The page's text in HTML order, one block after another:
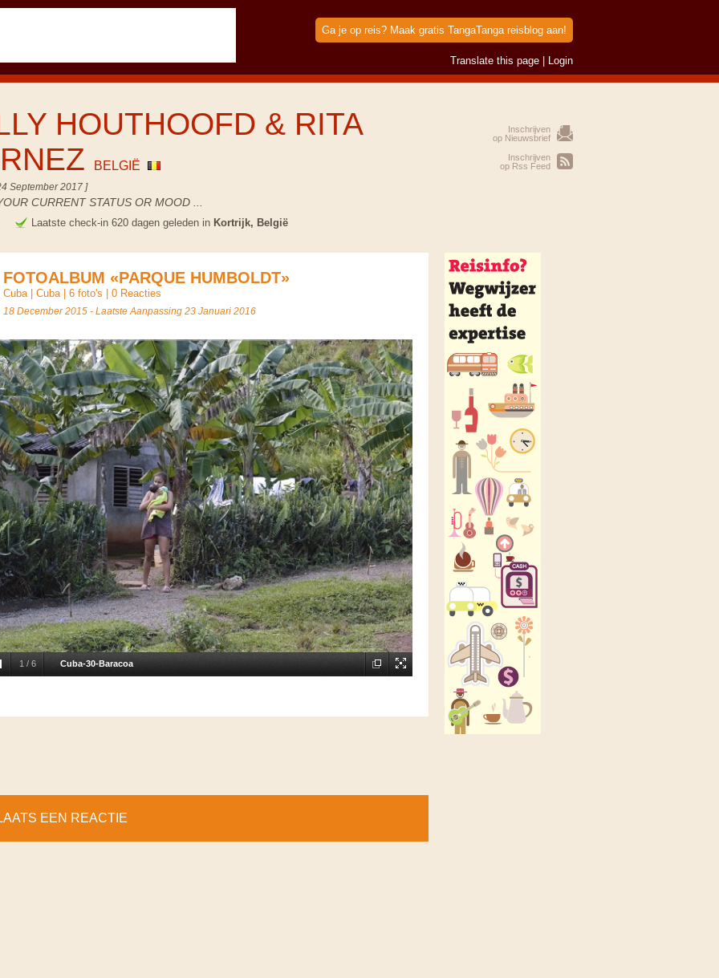
Ga je op reis? Maak gratis TangaTanga reisblog aan!
Translate this page Login
HOUTHOOFD & RITA
BELGIË
September 2017 ]
CURRENT STATUS OR MOOD ...
Laatste check-in 620 dagen geleden in Kortrijk, België
Inschrijven
op Nieuwsbrief
Inschrijven
op Rss Feed
FOTOALBUM «PARQUE HUMBOLDT»
Cuba| Cuba| 6 foto's | 0 Reacties
18 December 2015 - Laatste Aanpassing 23 Januari 2016
1 / 6 Cuba-30-Baracoa
EEN REACTIE